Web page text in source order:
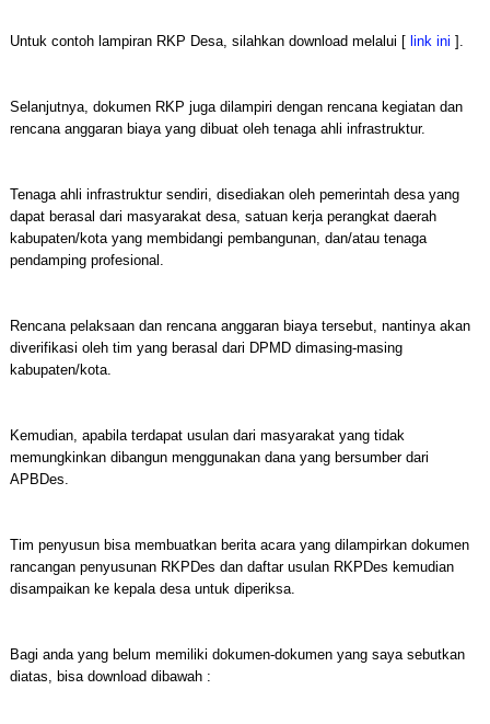
Untuk contoh lampiran RKP Desa, silahkan download melalui [ link ini ].
Selanjutnya, dokumen RKP juga dilampiri dengan rencana kegiatan dan
rencana anggaran biaya yang dibuat oleh tenaga ahli infrastruktur.
Tenaga ahli infrastruktur sendiri, disediakan oleh pemerintah desa yang
dapat berasal dari masyarakat desa, satuan kerja perangkat daerah
kabupaten/kota yang membidangi pembangunan, dan/atau tenaga
pendamping profesional.
Rencana pelaksaan dan rencana anggaran biaya tersebut, nantinya akan
diverifikasi oleh tim yang berasal dari DPMD dimasing-masing
kabupaten/kota.
Kemudian, apabila terdapat usulan dari masyarakat yang tidak
memungkinkan dibangun menggunakan dana yang bersumber dari
APBDes.
Tim penyusun bisa membuatkan berita acara yang dilampirkan dokumen
rancangan penyusunan RKPDes dan daftar usulan RKPDes kemudian
disampaikan ke kepala desa untuk diperiksa.
Bagi anda yang belum memiliki dokumen-dokumen yang saya sebutkan
diatas, bisa download dibawah :